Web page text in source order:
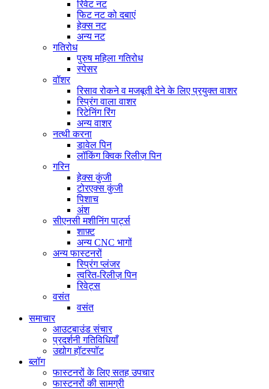
रिवेट नट
फिट नट को दबाएं
हेक्स नट
अन्य नट
गतिरोध
पुरुष महिला गतिरोध
स्पेसर
वॉशर
रिसाव रोकने व मजबूती देने के लिए प्रयुक्त वाशर
स्प्रिंग वाला वाशर
रिटेनिंग रिंग
अन्य वाशर
नत्थी करना
डावेल पिन
लॉकिंग क्विक रिलीज़ पिन
गरिन
हेक्स कुंजी
टोरएक्स कुंजी
पिशाच
अंश
सीएनसी मशीनिंग पार्ट्स
शाफ़्ट
अन्य CNC भागों
अन्य फास्टनरों
स्प्रिंग प्लंजर
त्वरित-रिलीज़ पिन
रिवेट्स
वसंत
वसंत
समाचार
आउटबाउंड संचार
प्रदर्शनी गतिविधियाँ
उद्योग हॉटस्पॉट
ब्लॉग
फास्टनरों के लिए सतह उपचार
फास्टनरों की सामग्री